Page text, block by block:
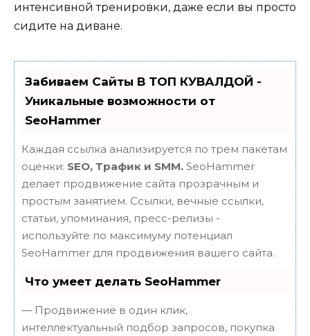
интенсивной тренировки, даже если вы просто
сидите на диване.
Забиваем Сайты В ТОП КУВАЛДОЙ -
Уникальные возможности от
SeoHammer
Каждая ссылка анализируется по трем пакетам
оценки: SEO, Трафик и SMM. SeoHammer
делает продвижение сайта прозрачным и
простым занятием. Ссылки, вечные ссылки,
статьи, упоминания, пресс-релизы -
используйте по максимуму потенциал
SeoHammer для продвижения вашего сайта.
Что умеет делать SeoHammer
— Продвижение в один клик,
интеллектуальный подбор запросов, покупка